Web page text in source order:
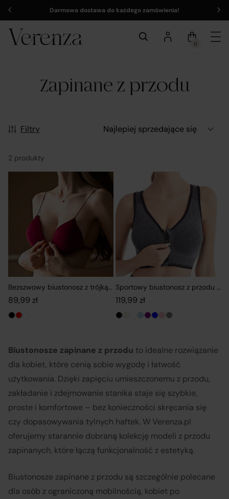
Darmowa dostawa do każdego zamówienia!
0
Zapinane z przodu
Filtry
2 produkty
Bezszwowy biustonosz z trójkątnymi miseczkami i zapięciem z
89,99 zł
Sportowy biustonosz z przodu na
119,99 zł
Biustonosze zapinane z przodu to idealne rozwiązanie
dla kobiet, które cenią sobie wygodę i łatwość
użytkowania. Dzięki zapięciu umieszczonemu z przodu,
zakładanie i zdejmowanie stanika staje się szybkie,
proste i komfortowe – bez konieczności skręcania się
czy dopasowywania tylnych haftek. W Verenza.pl
oferujemy starannie dobraną kolekcję modeli z przodu
zapinanych, które łączą funkcjonalność z estetyką.
Biustonosze zapinane z przodu są szczególnie polecane
dla osób z ograniczoną mobilnością, kobiet po